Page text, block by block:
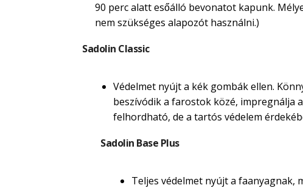
90 perc alatt esőálló bevonatot kapunk.
nem szükséges alapozót használni.)
Sadolin Classic
Védelmet nyújt a kék gombák ellen.
beszívódik a farostok közé, impregnálja
felhordható, de a tartós védelem
Sadolin Base Plus
Teljes védelmet nyújt a faanyagnak,